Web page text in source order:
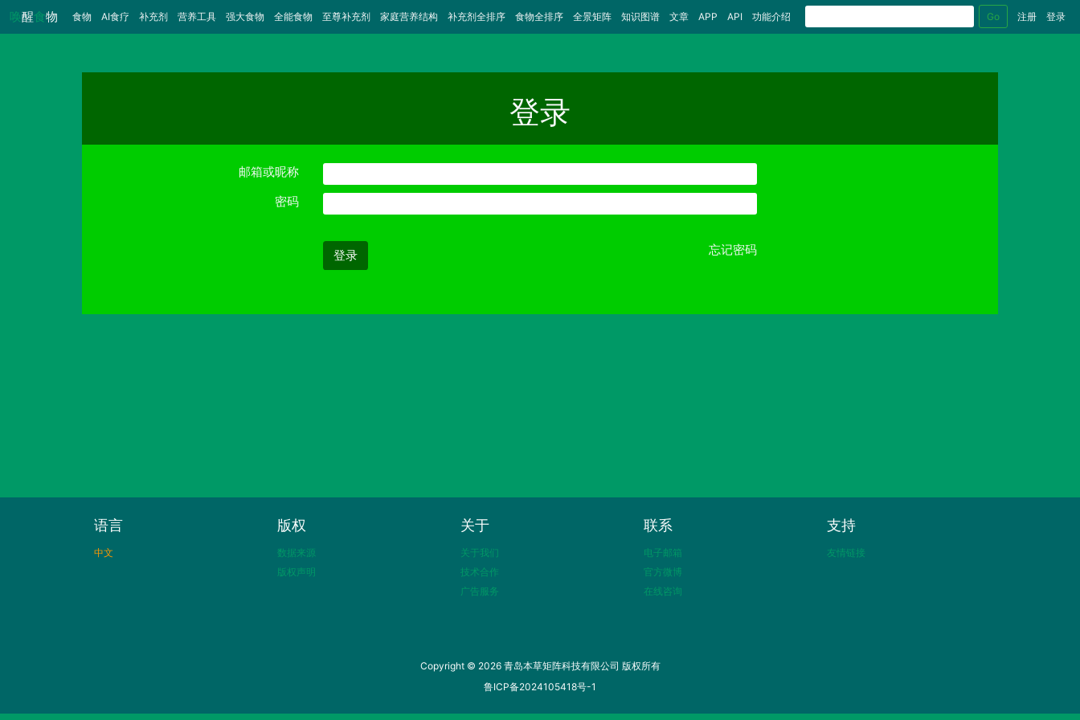
唤醒食物 食物 （当前）
AI食疗 补充剂 营养工具 强大食物 全能食物 至尊补充剂 家庭营养结构 补充剂全排序 食物全排序 全景矩阵 知识图谱 文章 APP API 功能介绍 Go 注册 登录
登录
邮箱或昵称
密码
登录 忘记密码
语言
中文
版权
数据来源
版权声明
关于
关于我们
技术合作
广告服务
联系
电子邮箱
官方微博
在线咨询
支持
友情链接
Copyright © 2026 青岛本草矩阵科技有限公司 版权所有
鲁ICP备2024105418号-1